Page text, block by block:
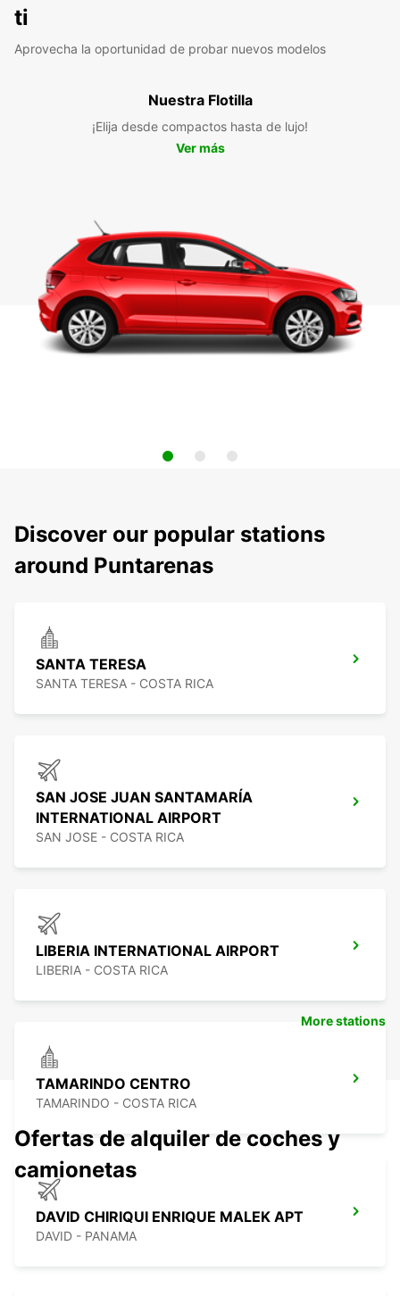
ti
Aprovecha la oportunidad de probar nuevos modelos
Nuestra Flotilla
¡Elija desde compactos hasta de lujo!
Ver más
Discover our popular stations
around Puntarenas
SANTA TERESA
SANTA TERESA - COSTA RICA
SAN JOSE JUAN SANTAMARÍA
INTERNATIONAL AIRPORT
SAN JOSE - COSTA RICA
LIBERIA INTERNATIONAL AIRPORT
LIBERIA - COSTA RICA
TAMARINDO CENTRO
TAMARINDO - COSTA RICA
DAVID CHIRIQUI ENRIQUE MALEK APT
DAVID - PANAMA
More stations
Ofertas de alquiler de coches y
camionetas